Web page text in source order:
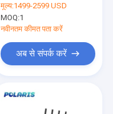
साथ
मूल्य:1499-2599 USD
MOQ:1
नवीनतम कीमत पता करें
अब से संपर्क करें